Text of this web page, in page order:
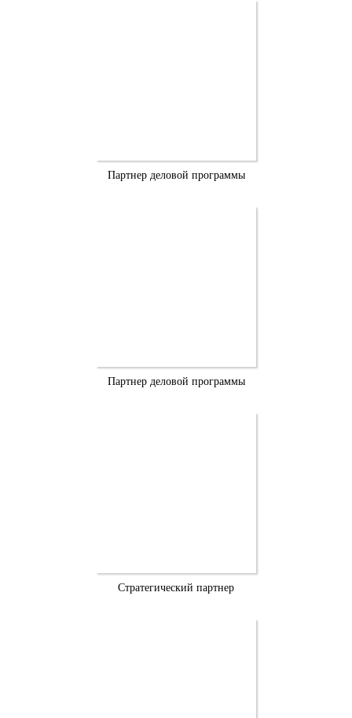
Партнер деловой программы
Партнер деловой программы
Стратегический партнер